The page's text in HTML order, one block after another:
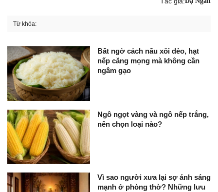
Từ khóa:
Bất ngờ cách nấu xôi dẻo, hạt
nếp căng mọng mà không cần
ngâm gạo
Ngô ngọt vàng và ngô nếp trắng,
nên chọn loại nào?
Vì sao người xưa lại sợ ánh sáng
mạnh ở phòng thờ? Những lưu